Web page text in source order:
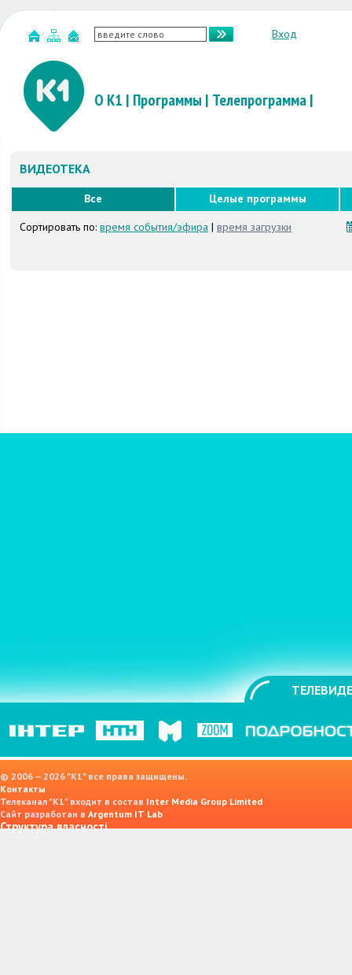
Вход
О К1 | Программы | Телепрограмма|
ВИДЕОТЕКА
Все
Целые программы
Сортировать по: время события/эфира | время загрузки
© 2006 — 2026 "K1" все права защищены.
Контакты
Телеканал "К1" входит в состав Inter Media Group Limited
Сайт разработан в Argentum IT Lab
Структура власності